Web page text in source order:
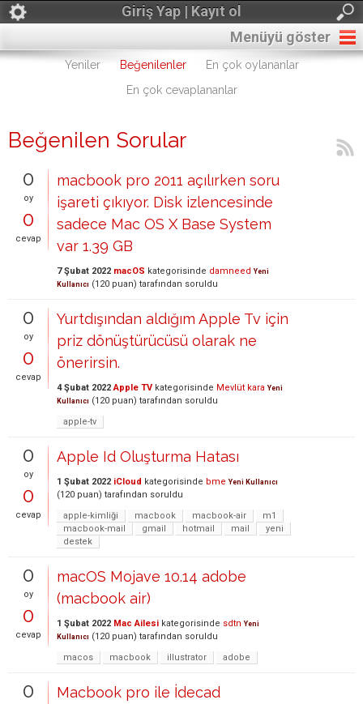
Giriş Yap | Kayıt ol
Menüyü göster
Yeniler Beğenilenler
En çok oylananlar
En çok cevaplananlar
Beğenilen Sorular
0
oy
0
cevap
macbook pro 2011 açılırken soru
işareti çıkıyor. Disk izlencesinde
sadece Mac OS X Base System
var 1.39 GB
7 Şubat 2022 macOS kategorisinde damneed Yeni
Kullanıcı (120 puan) tarafından soruldu
0
oy
0
cevap
Yurtdışından aldığım Apple Tv için
priz dönüştürücüsü olarak ne
önerirsin.
4 Şubat 2022 Apple TV kategorisinde Mevlüt kara Yeni
Kullanıcı (120 puan) tarafından soruldu
apple-tv
0
oy
0
cevap
Apple Id Oluşturma Hatası
1 Şubat 2022 iCloud kategorisinde bme Yeni Kullanıcı
(120 puan) tarafından soruldu
apple-kimliği
macbook macbook-air
m1
macbook-mail
gmail hotmail mail
yeni
destek
0
oy
0
cevap
macOS Mojave 10.14 adobe
(macbook air)
1 Şubat 2022 Mac Ailesi kategorisinde sdtn Yeni
Kullanıcı (120 puan) tarafından soruldu
macos
macbook illustrator adobe
0
Macbook pro ile İdecad